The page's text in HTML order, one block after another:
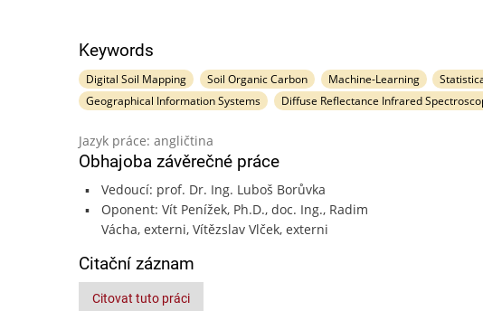
Keywords
Digital Soil Mapping Soil Organic Carbon Machine-Learning
Geographical Information Systems
Diffuse Reflectance Infrared
Jazyk práce: angličtina
Obhajoba závěrečné práce
Vedoucí: prof. Dr. Ing. Luboš Borůvka
Oponent: Vít Penížek, Ph.D., doc. Ing., Radim
Vácha, externi, Vítězslav Vlček, externi
Citační záznam
Citovat tuto práci